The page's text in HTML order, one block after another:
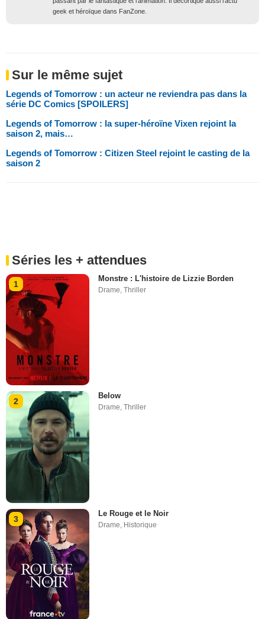
geek et héroïque dans FanZone.
Sur le même sujet
Legends of Tomorrow : un acteur ne reviendra pas dans la
série DC Comics [SPOILERS]
Legends of Tomorrow : la super-héroïne Vixen rejoint la
saison 2, mais…
Legends of Tomorrow : Citizen Steel rejoint le casting de la
saison 2
Séries les + attendues
1
Monstre : L'histoire de Lizzie Borden
Drame,Thriller
2
Below
Drame,Thriller
3
Le Rouge et le Noir
Drame Historique